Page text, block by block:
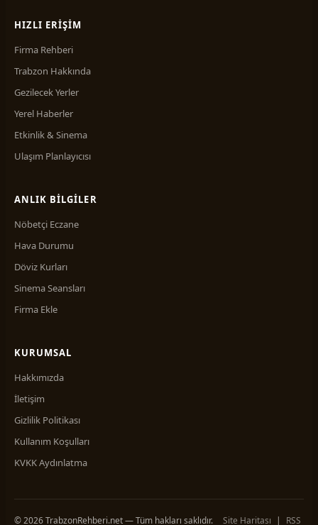
HIZLI ERIŞIM
Firma Rehberi
Trabzon Hakkında
Gezilecek Yerler
Yerel Haberler
Etkinlik & Sinema
Ulaşım Planlayıcısı
ANLIK BILGILER
Nöbetçi Eczane
Hava Durumu
Döviz Kurları
Sinema Seansları
Firma Ekle
KURUMSAL
Hakkımızda
İletişim
Gizlilik Politikası
Kullanım Koşulları
KVKK Aydınlatma
© 2026 TrabzonRehberi.net — Tüm hakları saklıdır. Site Haritası | RSS